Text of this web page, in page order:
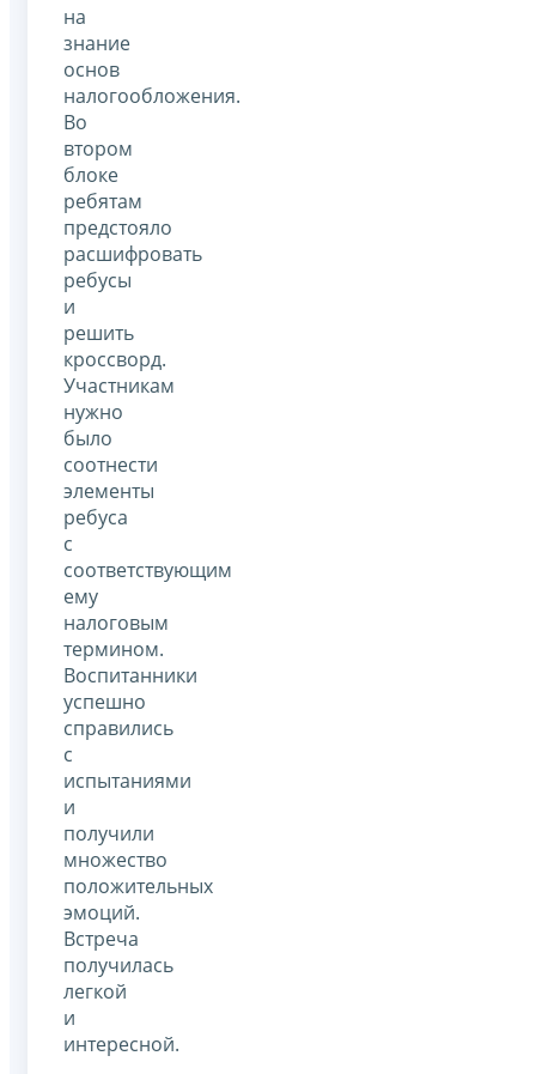
на
знание
основ
налогообложения.
Во
втором
блоке
ребятам
предстояло
расшифровать
ребусы
и
решить
кроссворд.
Участникам
нужно
было
соотнести
элементы
ребуса
с
соответствующим
ему
налоговым
термином.
Воспитанники
успешно
справились
с
испытаниями
и
получили
множество
положительных
эмоций.
Встреча
получилась
легкой
и
интересной.